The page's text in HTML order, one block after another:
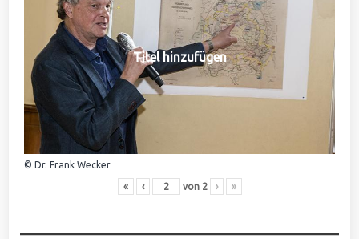
Titel hinzufügen
© Dr. Frank Wecker
« ‹ von 2 › »